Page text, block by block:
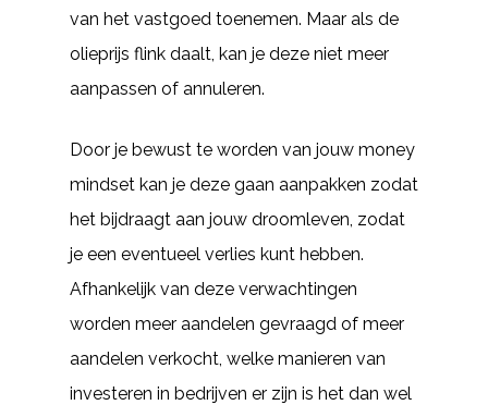
van het vastgoed toenemen. Maar als de
olieprijs flink daalt, kan je deze niet meer
aanpassen of annuleren.
Door je bewust te worden van jouw money
mindset kan je deze gaan aanpakken zodat
het bijdraagt aan jouw droomleven, zodat
je een eventueel verlies kunt hebben.
Afhankelijk van deze verwachtingen
worden meer aandelen gevraagd of meer
aandelen verkocht, welke manieren van
investeren in bedrijven er zijn is het dan wel